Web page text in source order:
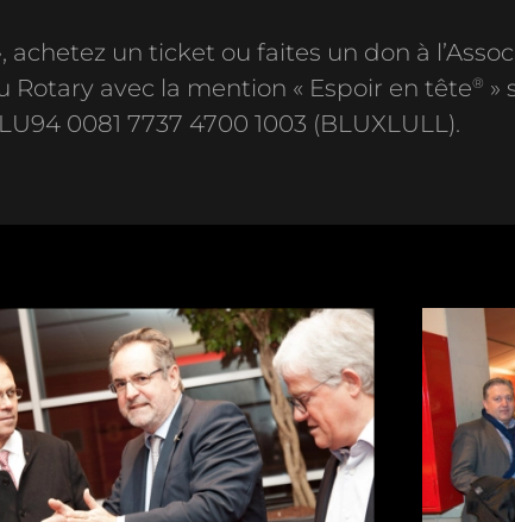
achetez un ticket ou faites un don à
avec la mention « Espoir en tête® »
0081 7737 4700 1003 (BLUXLULL).